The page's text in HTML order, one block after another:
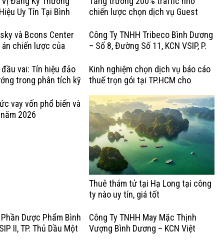
Uy Tín Tại Bình
chiến lược chọn dịch vụ Guest
và Bcons Center
chiến lược của
Công Ty TNHH Tribeco Bình Dương
– Số 8, Đường Số 11, KCN VSIP, P.
Nước Giải Khát & Thực Phẩm
vai: Tín hiệu đảo
trong phân tích kỹ
Kinh nghiệm chọn dịch vụ báo cáo
thuế trọn gói tại TP.HCM cho
vay vốn phổ biến và
2026
Thuê thám tử tại Hạ Long tại công
ty nào uy tín, giá tốt
Dược Phẩm Bình
II, TP. Thủ Dầu Một
Công Ty TNHH May Mặc Thịnh
Vượng Bình Dương – KCN Việt